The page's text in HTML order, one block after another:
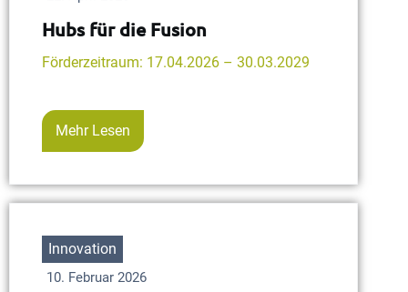
Hubs für die Fusion
Förderzeitraum: 17.04.2026 – 30.03.2029
Mehr Lesen
Innovation
10. Februar 2026